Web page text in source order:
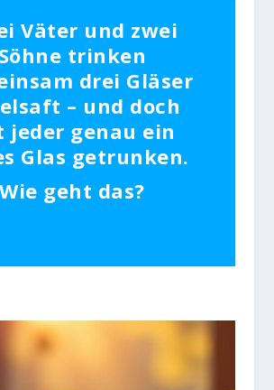
Väter und zwei
Söhne trinken
drei Gläser
– und doch
jeder genau ein
Glas getrunken.
Wie geht das?